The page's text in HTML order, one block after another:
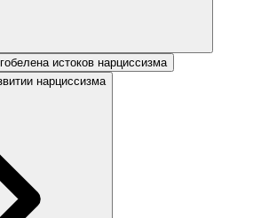
истоков нарциссизма
нарциссизма